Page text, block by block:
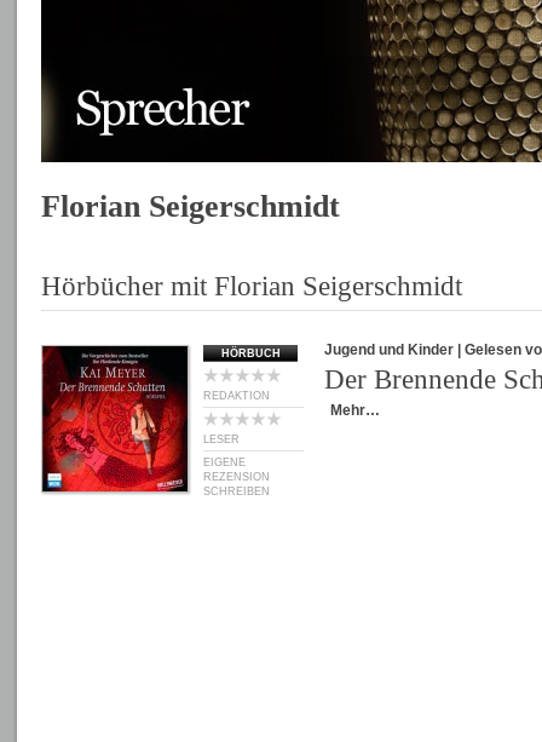
Florian Seigerschmidt
Hörbücher mit Florian Seigerschmidt
HÖRBUCH
REDAKTION
LESER
EIGENE
REZENSION
SCHREIBEN
Jugend und Kinder | Gelesen
Der Brennende
Mehr…